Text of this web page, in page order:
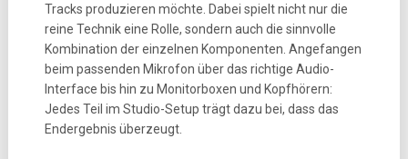
Tracks produzieren möchte. Dabei spielt nicht nur die
reine Technik eine Rolle, sondern auch die sinnvolle
Kombination der einzelnen Komponenten. Angefangen
beim passenden Mikrofon über das richtige Audio-
Interface bis hin zu Monitorboxen und Kopfhörern:
Jedes Teil im Studio-Setup trägt dazu bei, dass das
Endergebnis überzeugt.